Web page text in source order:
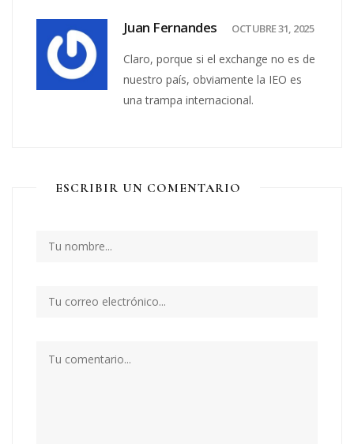
Juan Fernandes OCTUBRE 31, 2025
Claro, porque si el exchange no es de
nuestro país, obviamente la IEO es
una trampa internacional.
ESCRIBIR UN COMENTARIO